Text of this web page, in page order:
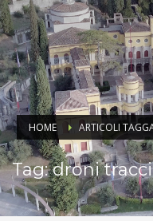
HOME ARTICOLI
Tag: droni